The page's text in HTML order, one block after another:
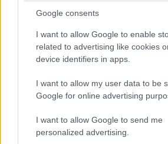
Google consents
I want to allow Google to enable
related to advertising like cookies
device identifiers in apps.
I want to allow my user data to be
Google for online advertising
I want to allow Google to send me
personalized advertising.
"tańszych" aut BEV.